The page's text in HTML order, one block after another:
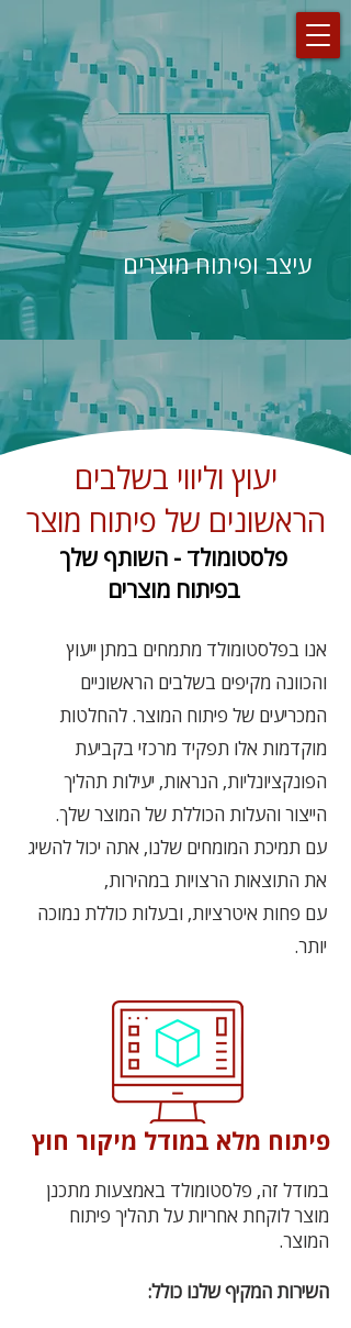
עיצב ופיתוח מוצרים
יעוץ וליווי בשלבים
הראשונים של פיתוח מוצר
פלסטומולד - השותף שלך
בפיתוח מוצרים
אנו בפלסטומולד מתמחים במתן ייעוץ
והכוונה מקיפים בשלבים הראשוניים
המכריעים של פיתוח המוצר. להחלטות
מוקדמות אלו תפקיד מרכזי בקביעת
הפונקציונליות, הנראות, יעילות תהליך
הייצור והעלות הכוללת של המוצר שלך.
עם תמיכת המומחים שלנו, אתה יכול להשיג
את התוצאות הרצויות במהירות,
עם פחות איטרציות, ובעלות כוללת נמוכה
יותר.
פיתוח מלא במודל מיקור חוץ
במודל זה, פלסטומולד באמצעות מתכנן
מוצר לוקחת אחריות על תהליך פיתוח
המוצר.
השירות המקיף שלנו כולל: